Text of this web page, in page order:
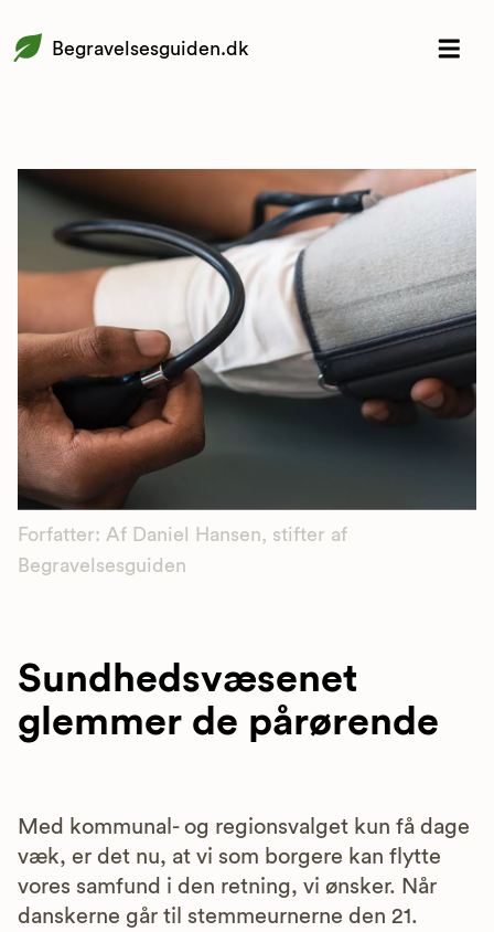
Begravelsesguiden.dk
Forfatter: Af Daniel Hansen, stifter af
Begravelsesguiden
Sundhedsvæsenet
glemmer de pårørende
Med kommunal- og regionsvalget kun få dage
væk, er det nu, at vi som borgere kan flytte
vores samfund i den retning, vi ønsker. Når
danskerne går til stemmeurnerne den 21.